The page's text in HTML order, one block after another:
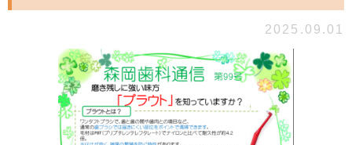
2025.09.01